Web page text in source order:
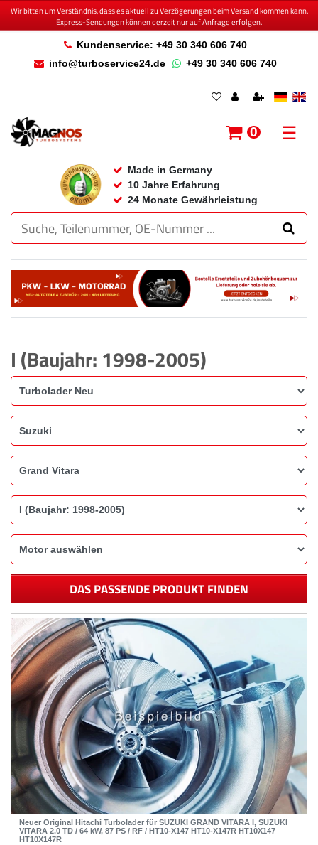
Wir bitten um Verständnis, dass es aktuell zu Verzögerungen beim Versand kommen kann.
Express-Sendungen können derzeit nur auf Anfrage erfolgen.
Kundenservice: +49 30 340 606 740
info@turboservice24.de
+49 30 340 606 740
Made in Germany
10 Jahre Erfahrung
24 Monate Gewährleistung
0 ☰
I (Baujahr: 1998-2005)
DAS PASSENDE PRODUKT FINDEN
Neuer Original Hitachi Turbolader für SUZUKI GRAND VITARA I, SUZUKI
VITARA 2.0 TD / 64 kW, 87 PS / RF / HT10-X147 HT10-X147R HT10X147
HT10X147R